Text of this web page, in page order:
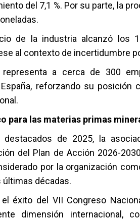
del 7,1 %. Por su parte, la
de la industria alcanzó los
al contexto de incertidumbre
representa a cerca de 300
reforzando su posición
para las materias primas
de 2025, la
del Plan de Acción 2026-
por la organización
últimas décadas.
éxito del VII Congreso
dimensión internacional,